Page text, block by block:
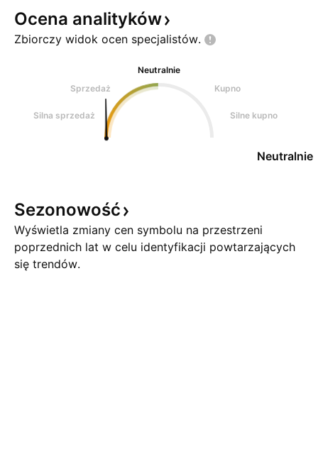
Ocena analityków
Zbiorczy widok ocen specjalistów.
Neutralnie
Sprzedaż
Kupno
Silna sprzedaż Silne kupno
Neutralnie
Sezonowość
Wyświetla zmiany cen symbolu na przestrzeni
poprzednich lat w celu identyfikacji powtarzających
się trendów.